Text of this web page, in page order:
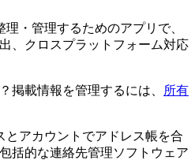
・管理するためのアプリで、
、クロスプラットフォーム対応
掲載情報を管理するには、
所有
とアカウントでアドレス帳を合
括的な連絡先管理ソフトウェア